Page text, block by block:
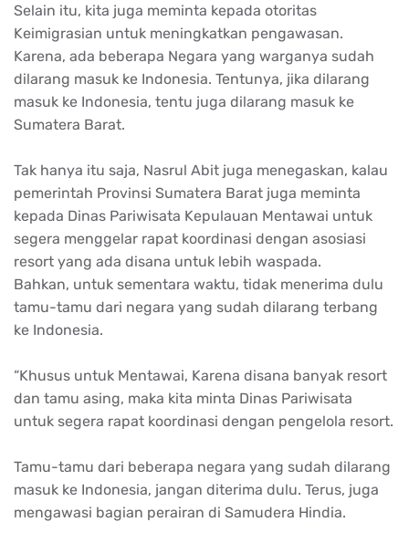
Selain itu, kita juga meminta kepada otoritas
Keimigrasian untuk meningkatkan pengawasan.
Karena, ada beberapa Negara yang warganya sudah
dilarang masuk ke Indonesia. Tentunya, jika dilarang
masuk ke Indonesia, tentu juga dilarang masuk ke
Sumatera Barat.
Tak hanya itu saja, Nasrul Abit juga menegaskan, kalau
pemerintah Provinsi Sumatera Barat juga meminta
kepada Dinas Pariwisata Kepulauan Mentawai untuk
segera menggelar rapat koordinasi dengan asosiasi
resort yang ada disana untuk lebih waspada.
Bahkan, untuk sementara waktu, tidak menerima dulu
tamu-tamu dari negara yang sudah dilarang terbang
ke Indonesia.
“Khusus untuk Mentawai, Karena disana banyak resort
dan tamu asing, maka kita minta Dinas Pariwisata
untuk segera rapat koordinasi dengan pengelola resort.
Tamu-tamu dari beberapa negara yang sudah dilarang
masuk ke Indonesia, jangan diterima dulu. Terus, juga
mengawasi bagian perairan di Samudera Hindia.